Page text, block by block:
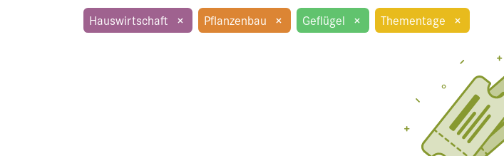
Hauswirtschaft × Pflanzenbau × Geflügel × Thementage ×